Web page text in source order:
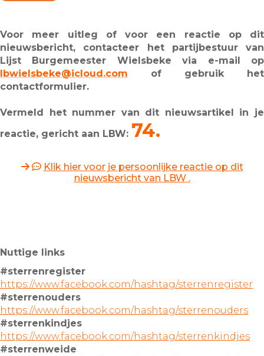
Voor meer uitleg of voor een reactie op dit
nieuwsbericht, contacteer het partijbestuur van
Lijst Burgemeester Wielsbeke via e-mail op
lbwielsbeke@icloud.com
of gebruik het
contactformulier.
Vermeld het nummer van dit nieuwsartikel in je
reactie, gericht aan LBW: 74.
Klik hier voor je persoonlijke reactie op dit
nieuwsbericht van LBW .
Nuttige links
#sterrenregister
https://www.facebook.com/hashtag/sterrenregister
#sterrenouders
https://www.facebook.com/hashtag/sterrenouders
#sterrenkindjes
https://www.facebook.com/hashtag/sterrenkindjes
#sterrenweide